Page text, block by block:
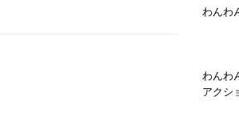
わんわ
わんわ
アクシ